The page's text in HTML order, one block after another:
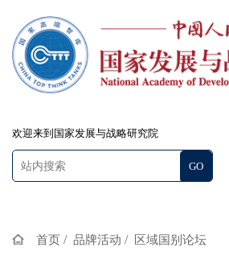
欢迎来到国家发展与战略研究院
首页 / 品牌活动 / 区域国别论坛